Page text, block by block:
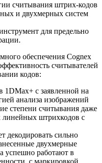
считывания штрих-кодов
и двухмерных систем
для предельно
обеспечения Cognex
считывателей
кодов:
1DMax+ с заявленной на
анализа изображений
степени считывания даже
штрихкодов с
декодировать сильно
двухмерные
успешно работают в